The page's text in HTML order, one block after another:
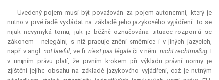
Uvedený pojem musí být považován za pojem autonomní, který je
nutno v prvé řadě vykládat na základě jeho jazykového vyjádření. To se
nijak nevymyká tomu, jak je běžně označována situace rozporná se
zákonem - nelegální, s níž pracuje znění směrnice i v jiných jazycích,
např. v angl. not lawful, ve fr. n'est pas légaleči v něm. nicht rechtmäßig. I
v unijním právu platí, že prvním krokem při výkladu právní normy je
zjištění jejího obsahu na základě jazykového vyjádření, což je nutným